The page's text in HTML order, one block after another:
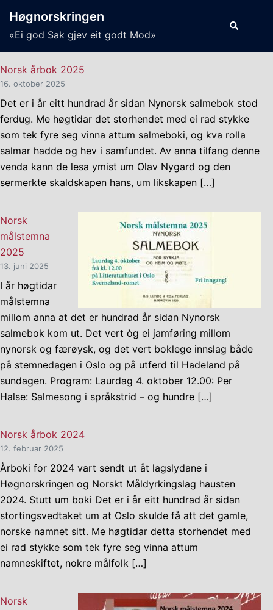
content
Høgnorskringen
«Ei god Sak gjev eit godt Mod»
Search
Norsk årbok 2025
16. oktober 2025
Det er i år eitt hundrad år sidan Nynorsk salmebok stod
ferdug. Me høgtidar det storhendet med ei rad stykke
som tek fyre seg vinna attum salmeboki, og kva rolla
salmar hadde og hev i samfundet. Av anna tilfang denne
venda kann de lesa ymist um Olav Nygard og den
sermerkte skaldskapen hans, um likskapen […]
Norsk
målstemna
2025
13. juni 2025
I år høgtidar
målstemna
millom anna at det er hundrad år sidan Nynorsk
salmebok kom ut. Det vert òg ei jamføring millom
nynorsk og færøysk, og det vert boklege innslag både
på stemnedagen i Oslo og på utferd til Hadeland på
sundagen. Program: Laurdag 4. oktober 12.00: Per
Halse: Salmesong i språkstrid – og hundre […]
Norsk årbok 2024
12. februar 2025
Årboki for 2024 vart sendt ut åt lagslydane i
Høgnorskringen og Norskt Måldyrkingslag hausten
2024. Stutt um boki Det er i år eitt hundrad år sidan
stortingsvedtaket um at Oslo skulde få att det gamle,
norske namnet sitt. Me høgtidar detta storhendet med
ei rad stykke som tek fyre seg vinna attum
namneskiftet, nokre målfolk […]
Norsk